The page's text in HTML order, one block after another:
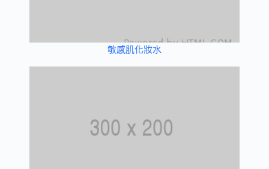
敏感肌化妝水